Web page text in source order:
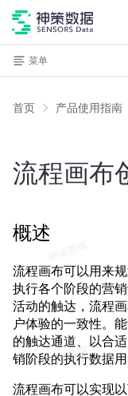
菜单
首页 产品使用指南
流程画布
概述
流程画布可以用来
执行各个阶段的营
活动的触达，流程
户体验的一致性。
的触达通道、以合
销阶段的执行数据
流程画布可以实现以